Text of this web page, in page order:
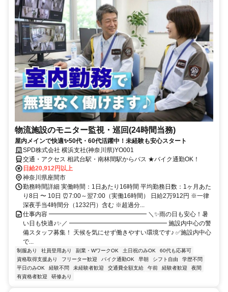
物流施設のモニター監視・巡回(24時間当務)
屋内メインで快適✨50代・60代活躍中！未経験も安心スタート
SPD株式会社 横浜支社(神奈川県)YO001
交通・アクセス 相武台駅・南林間駅からバス ★バイク通勤OK！
日給20,912円以上
神奈川県座間市
勤務時間詳細 実働時間：1日あたり16時間 平均勤務日数：1ヶ月あた
り8日 〜 10日 ⏰7:00～翌7:00（実働16時間） 日給2万912円 ※一律
深夜手当4時間分（1232円）含む ※超過分...
仕事内容 ━━━━━━━━━━━━━━━━ ＼✨雨の日も安心！暑
い日も快適♪✨／ ━━━━━━━━━━━━━━━━ 施設内中心の警
備スタッフ募集！ 天候を気にせず働きやすい環境です♪ ✅施設内中心
で...
制服あり 社員登用あり 副業・WワークOK 土日祝のみOK
60代も応募可
資格取得支援あり
フリーター歓迎 バイク通勤OK 早朝 シフト自由
学歴不問
平日のみOK
経験不問 未経験者歓迎 交通費全額支給 午前 経験者歓迎
夜間
有資格者歓迎
研修あり